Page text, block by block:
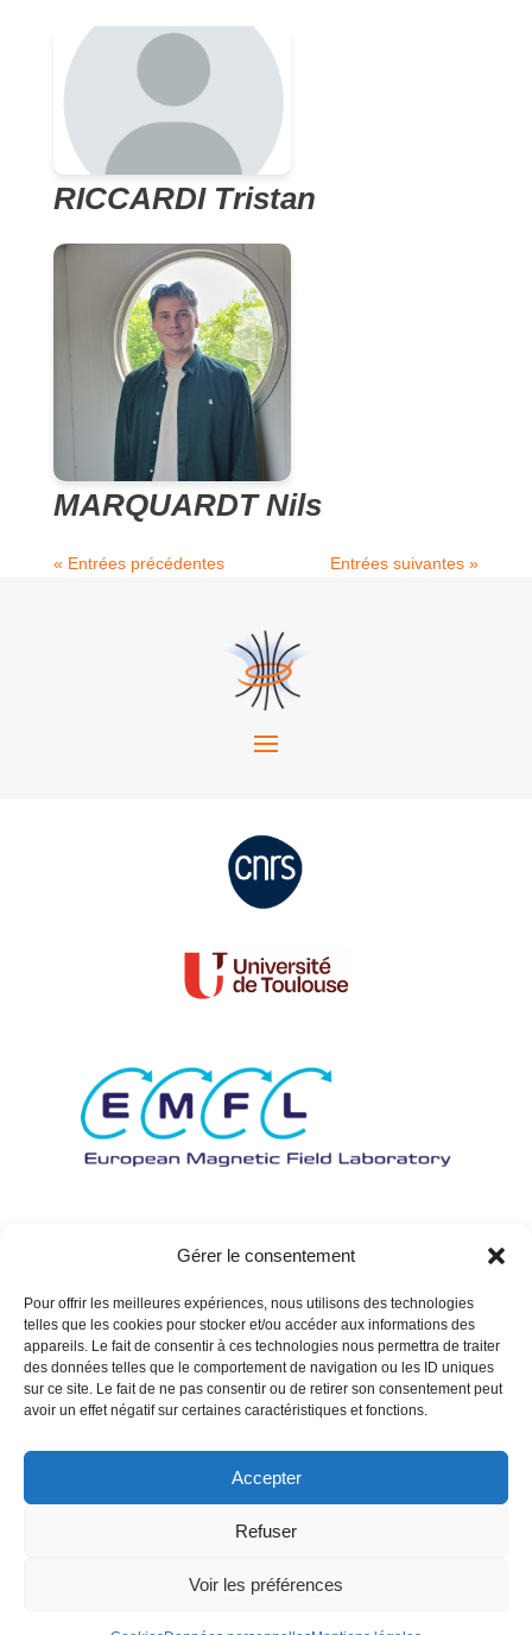
Gérer le consentement
Pour offrir les meilleures expériences, nous utilisons des technologies
telles que les cookies pour stocker et/ou accéder aux informations des
appareils. Le fait de consentir à ces technologies nous permettra de traiter
des données telles que le comportement de navigation ou les ID uniques
sur ce site. Le fait de ne pas consentir ou de retirer son consentement peut
avoir un effet négatif sur certaines caractéristiques et fonctions.
Accepter
Refuser
Voir les préférences
RICCARDI Tristan
MARQUARDT Nils
« Entrées précédentes Entrées suivantes »